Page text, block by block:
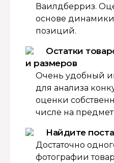
Ваилдберриз.
основе
позиций.
Остатки
и размеров
Очень удобный
для анализа
оценки
числе на
Найдите
Достаточно
фотографии